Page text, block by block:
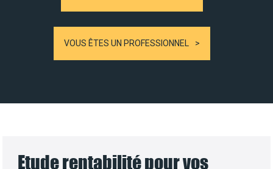
VOUS ÊTES UN PROFESSIONNEL
Etude rentabilité pour vos